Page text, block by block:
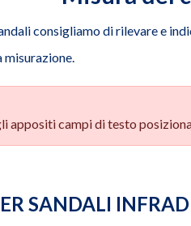
consigliamo di rilevare e
misurazione.
appositi campi di testo
SANDALI